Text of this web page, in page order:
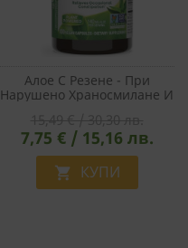
Алое С Резене - При
Нарушено Храносмилане И
7,75 € / 15,16 лв.
 КУПИ